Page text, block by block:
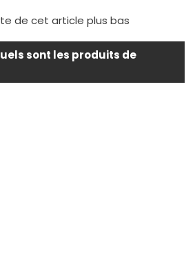
de cet article plus bas
sont les produits de